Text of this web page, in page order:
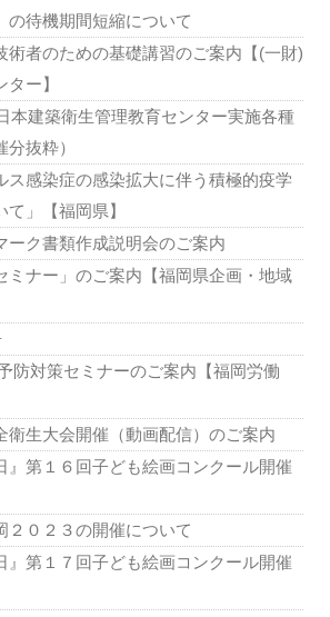
の待機期間短縮について
術者のための基礎講習のご案内【(一財)
ー】
本建築衛生管理教育センター実施各種
抜粋）
ス感染症の感染拡大に伴う積極的疫学
」【福岡県】
ーク書類作成説明会のご案内
ミナー」のご案内【福岡県企画・地域
防対策セミナーのご案内【福岡労働
衛生大会開催（動画配信）のご案内
』第１６回子ども絵画コンクール開催
２０２３の開催について
』第１７回子ども絵画コンクール開催